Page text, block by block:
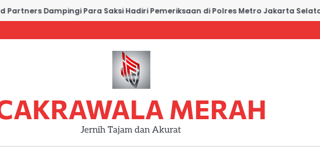
Dampingi Para Saksi Hadiri Pemeriksaan di Polres Metro Jakarta Selatan
MERAH
Jernih Tajam dan Akurat